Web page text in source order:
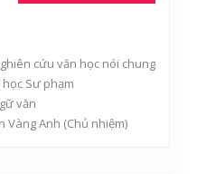
cứu văn học nói chung
Sư phạm
văn
Vàng Anh (Chủ nhiệm)